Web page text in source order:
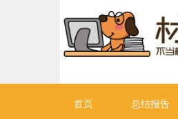
首页 总结报告